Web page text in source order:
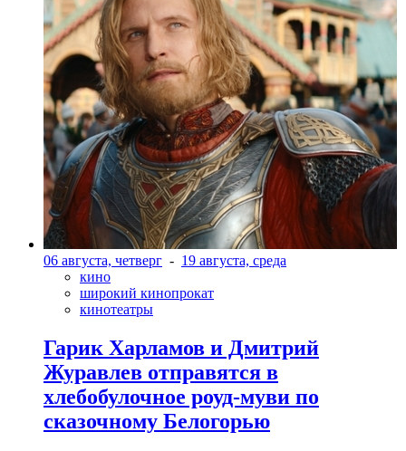
06 августа, четверг - 19 августа, среда
кино
широкий кинопрокат
кинотеатры
Гарик Харламов и Дмитрий
Журавлев отправятся в
хлебобулочное роуд-муви по
сказочному Белогорью